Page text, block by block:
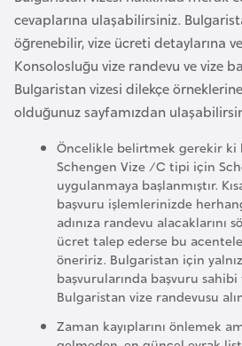
cevaplarına ulaşabilirsiniz.
öğrenebilir, vize ücreti detaylarına
Konsolosluğu vize randevu ve vize
Bulgaristan vizesi dilekçe
olduğunuz sayfamızdan
Öncelikle belirtmek gerekir ki
Schengen Vize /C tipi için
uygulanmaya başlanmıştır.
başvuru işlemlerinizde
adınıza randevu alacaklarını
ücret talep ederse bu
öneririz. Bulgaristan için
başvurularında başvuru sahibi
Bulgaristan vize randevusu
Zaman kayıplarını önlemek
a
r
i
s
t
a